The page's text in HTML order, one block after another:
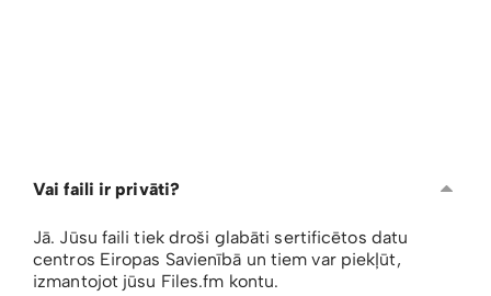
Vai faili ir privāti?
Jā. Jūsu faili tiek droši glabāti sertificētos datu
centros Eiropas Savienībā un tiem var piekļūt,
izmantojot jūsu Files.fm kontu.